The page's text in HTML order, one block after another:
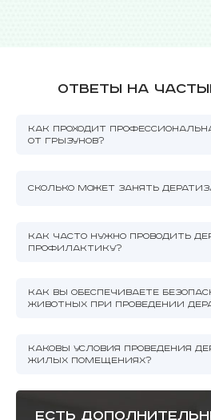
Ответы на
КАК ПРОХОДИТ
ОТ ГРЫЗУНОВ?
СКОЛЬКО МОЖЕТ ЗАНЯТЬ
КАК ЧАСТО НУЖНО ПРОВОДИТЬ
ПРОФИЛАКТИКУ?
КАК ВЫ ОБЕСПЕЧИВАЕТЕ
ЖИВОТНЫХ ПРИ ПРОВЕДЕНИИ
КАКОВЫ УСЛОВИЯ ПРОВЕДЕНИЯ
ЖИЛЫХ ПОМЕЩЕНИЯХ?
есть